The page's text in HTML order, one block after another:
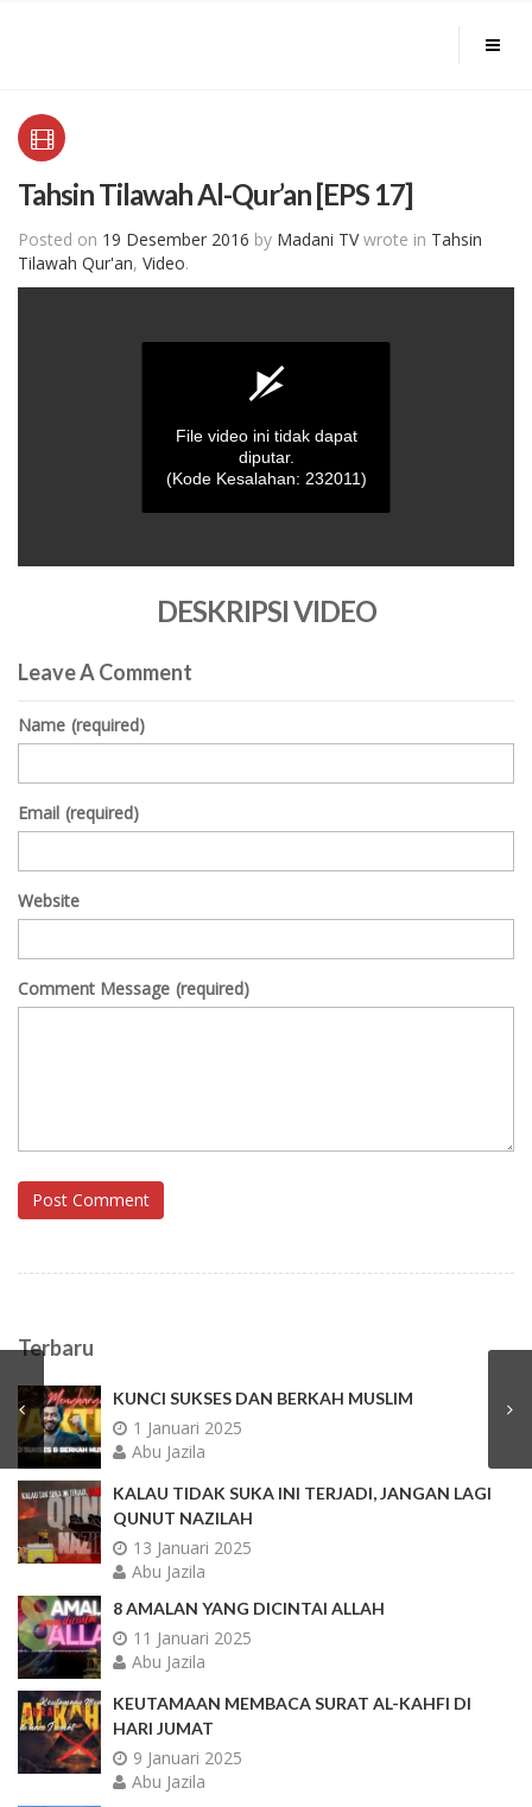
Tahsin Tilawah Al-Qur’an [EPS 17]
Posted on 19 Desember 2016 by Madani TVwrote in Tahsin
Tilawah Qur'an, Video.
File video ini tidak dapat
diputar.
(Kode Kesalahan: 232011)
DESKRIPSI VIDEO
Leave A Comment
Name (required)
Email (required)
Website
Comment Message (required)
Post Comment
Terbaru
KUNCI SUKSES DAN BERKAH MUSLIM
1 Januari 2025
Abu Jazila
KALAU TIDAK SUKA INI TERJADI, JANGAN LAGI
QUNUT NAZILAH
13 Januari 2025
Abu Jazila
8 AMALAN YANG DICINTAI ALLAH
11 Januari 2025
Abu Jazila
KEUTAMAAN MEMBACA SURAT AL-KAHFI DI
HARI JUMAT
9 Januari 2025
Abu Jazila